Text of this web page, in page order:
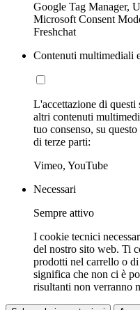
Google Tag Manager,
Microsoft Consent
Freshchat
Contenuti multimediali
L'accettazione di
altri contenuti
tuo consenso, su
di terze parti:
Vimeo, YouTube
Necessari
Sempre attivo
I cookie tecnici
del nostro sito web. Ti
prodotti nel carrello o
significa che non ci è
risultanti non verranno